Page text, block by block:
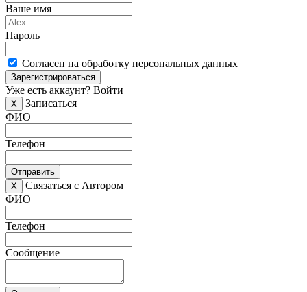
Ваше имя
Пароль
Согласен на обработку персональных данных
Зарегистрироваться
Уже есть аккаунт? Войти
X
Записаться
ФИО
Телефон
Отправить
X
Связаться с Автором
ФИО
Телефон
Сообщение